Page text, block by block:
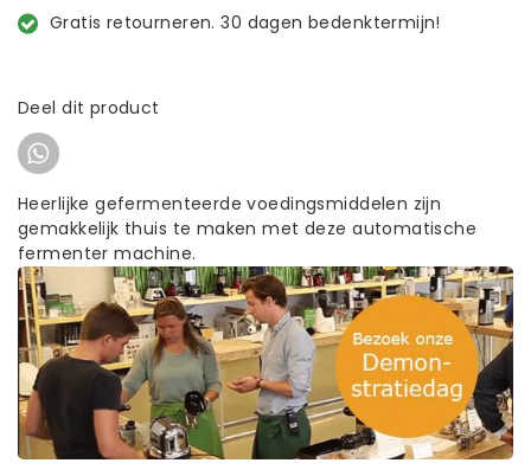
Gratis retourneren. 30 dagen bedenktermijn!
Deel dit product
Heerlijke gefermenteerde voedingsmiddelen zijn
gemakkelijk thuis te maken met deze automatische
fermenter machine.